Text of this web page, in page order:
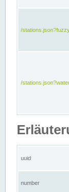
/
/
uuid
number